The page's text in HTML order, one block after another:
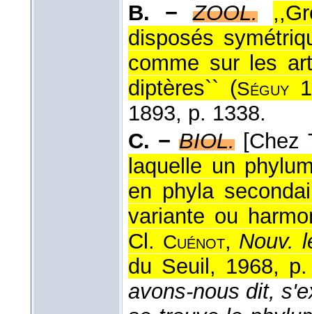
B. −
ZOOL.
disposés
comme sur les
diptères`` (Séguy
1893, p. 1338.
C. − BIOL. [Chez
laquelle un
en phyla
variante ou
Cl. Cuénot, Nouv.
du Seuil, 1968,
avons-nous dit,